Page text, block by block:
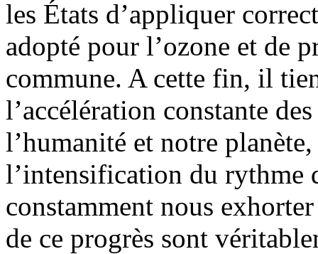
les États d’appliquer
adopté pour l’ozone et de
commune. A cette fin, il
l’accélération constante
l’humanité et notre
l’intensification du rythme
constamment nous
de ce progrès sont